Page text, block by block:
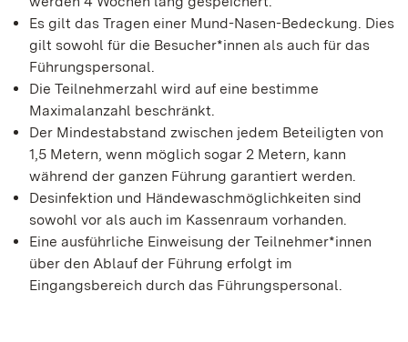
Es gilt das Tragen einer Mund-Nasen-Bedeckung. Dies
gilt sowohl für die Besucher*innen als auch für das
Führungspersonal.
Die Teilnehmerzahl wird auf eine bestimme
Maximalanzahl beschränkt.
Der Mindestabstand zwischen jedem Beteiligten von
1,5 Metern, wenn möglich sogar 2 Metern, kann
während der ganzen Führung garantiert werden.
Desinfektion und Händewaschmöglichkeiten sind
sowohl vor als auch im Kassenraum vorhanden.
Eine ausführliche Einweisung der Teilnehmer*innen
über den Ablauf der Führung erfolgt im
Eingangsbereich durch das Führungspersonal.